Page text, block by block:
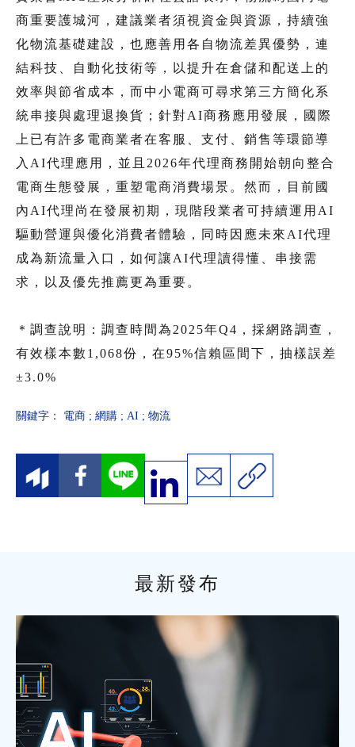
商重要護城河，建議業者須視資金與資源，持續強
化物流基礎建設，也應善用各自物流差異優勢，連
結科技、自動化技術等，以提升在倉儲和配送上的
效率與節省成本，而中小電商可尋求第三方簡化系
統串接與處理退換貨；針對AI商務應用發展，國際
上已有許多電商業者在客服、支付、銷售等環節導
入AI代理應用，並且2026年代理商務開始朝向整合
電商生態發展，重塑電商消費場景。然而，目前國
內AI代理尚在發展初期，現階段業者可持續運用AI
驅動營運與優化消費者體驗，同時因應未來AI代理
成為新流量入口，如何讓AI代理讀得懂、串接需
求，以及優先推薦更為重要。
＊調查說明：調查時間為2025年Q4，採網路調查，
有效樣本數1,068份，在95%信賴區間下，抽樣誤差
±3.0%
關鍵字： 電商 ; 網購 ; AI ; 物流
最新發布